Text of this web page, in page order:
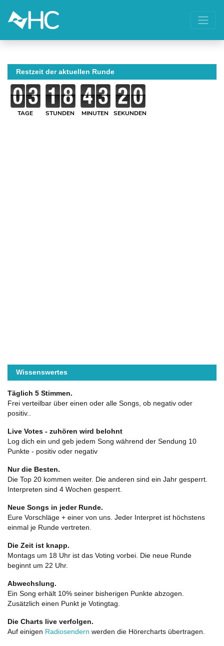
Restzeit der aktuellen Runde
TAGE STUNDEN MINUTEN SEKUNDEN
Wissenswertes
Täglich 5 Stimmen.
Frei verteilbar über einen oder alle Songs, ob negativ oder
positiv..
Live Votes - zuhören wird belohnt
Log dich ein und geb jedem Song während der Sendung 10
Punkte - positiv oder negativ
Nur die Besten.
Die Top 20 kommen weiter. Die anderen sind ein Jahr gesperrt.
Interpreten sind 4 Wochen gesperrt.
Neue Songs in jeder Runde.
Eure Vorschläge + einer von uns. Jeder Interpret ist höchstens
einmal je Runde vertreten.
Die Zeit ist knapp.
Montags um 18 Uhr ist das Voting vorbei. Die neue Runde
beginnt um 22 Uhr.
Abwechslung.
Ein Song erhält 10% seiner bisherigen Punkte abzogen.
Zusätzlich einen Punkt je Votingtag.
Die Charts live verfolgen.
Auf einigen Radiosendern werden die Hörercharts übertragen.